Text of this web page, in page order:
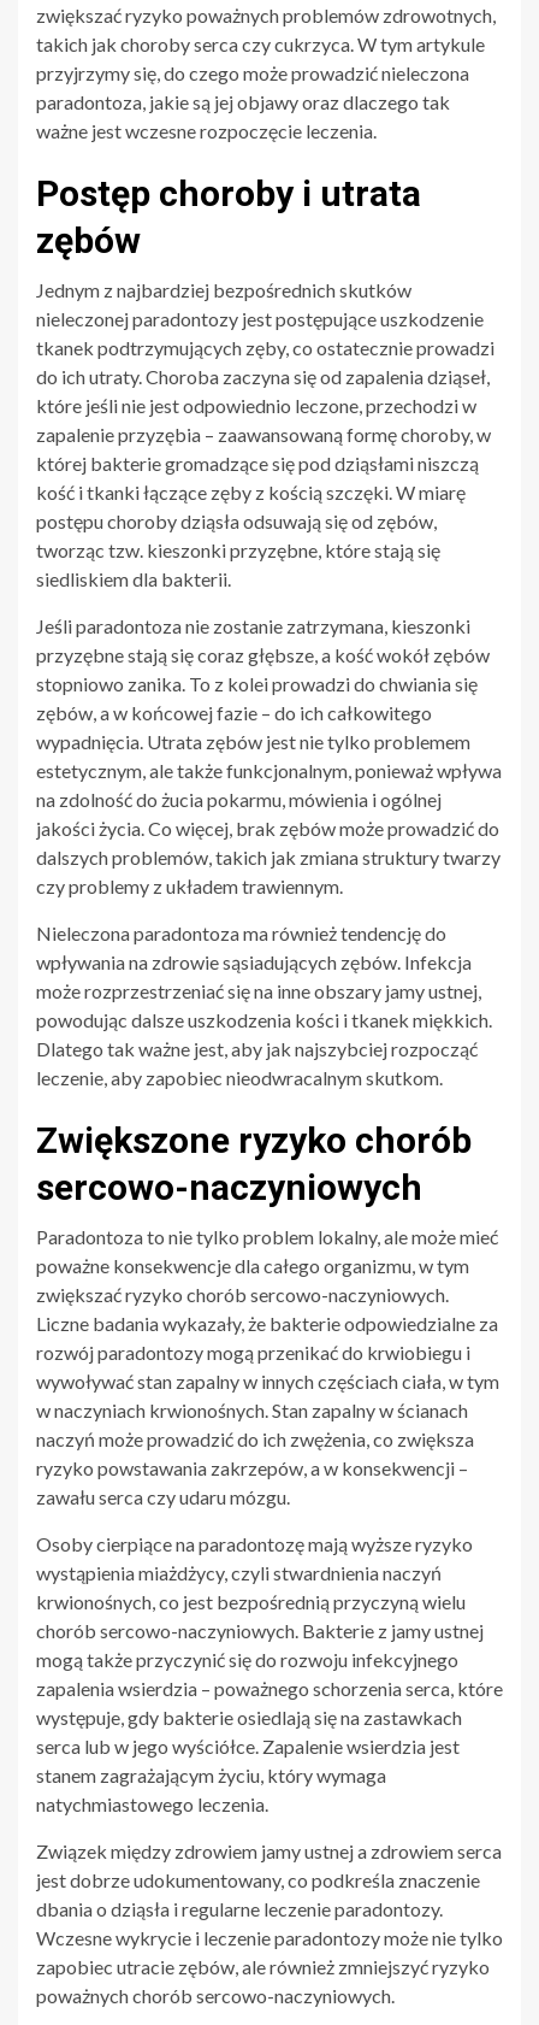
zwiększać ryzyko poważnych problemów zdrowotnych,
takich jak choroby serca czy cukrzyca. W tym artykule
przyjrzymy się, do czego może prowadzić nieleczona
paradontoza, jakie są jej objawy oraz dlaczego tak
ważne jest wczesne rozpoczęcie leczenia.
Postęp choroby i utrata
zębów
Jednym z najbardziej bezpośrednich skutków
nieleczonej paradontozy jest postępujące uszkodzenie
tkanek podtrzymujących zęby, co ostatecznie prowadzi
do ich utraty. Choroba zaczyna się od zapalenia dziąseł,
które jeśli nie jest odpowiednio leczone, przechodzi w
zapalenie przyzębia – zaawansowaną formę choroby, w
której bakterie gromadzące się pod dziąsłami niszczą
kość i tkanki łączące zęby z kością szczęki. W miarę
postępu choroby dziąsła odsuwają się od zębów,
tworząc tzw. kieszonki przyzębne, które stają się
siedliskiem dla bakterii.
Jeśli paradontoza nie zostanie zatrzymana, kieszonki
przyzębne stają się coraz głębsze, a kość wokół zębów
stopniowo zanika. To z kolei prowadzi do chwiania się
zębów, a w końcowej fazie – do ich całkowitego
wypadnięcia. Utrata zębów jest nie tylko problemem
estetycznym, ale także funkcjonalnym, ponieważ wpływa
na zdolność do żucia pokarmu, mówienia i ogólnej
jakości życia. Co więcej, brak zębów może prowadzić do
dalszych problemów, takich jak zmiana struktury twarzy
czy problemy z układem trawiennym.
Nieleczona paradontoza ma również tendencję do
wpływania na zdrowie sąsiadujących zębów. Infekcja
może rozprzestrzeniać się na inne obszary jamy ustnej,
powodując dalsze uszkodzenia kości i tkanek miękkich.
Dlatego tak ważne jest, aby jak najszybciej rozpocząć
leczenie, aby zapobiec nieodwracalnym skutkom.
Zwiększone ryzyko chorób
sercowo-naczyniowych
Paradontoza to nie tylko problem lokalny, ale może mieć
poważne konsekwencje dla całego organizmu, w tym
zwiększać ryzyko chorób sercowo-naczyniowych.
Liczne badania wykazały, że bakterie odpowiedzialne za
rozwój paradontozy mogą przenikać do krwiobiegu i
wywoływać stan zapalny w innych częściach ciała, w tym
w naczyniach krwionośnych. Stan zapalny w ścianach
naczyń może prowadzić do ich zwężenia, co zwiększa
ryzyko powstawania zakrzepów, a w konsekwencji –
zawału serca czy udaru mózgu.
Osoby cierpiące na paradontozę mają wyższe ryzyko
wystąpienia miażdżycy, czyli stwardnienia naczyń
krwionośnych, co jest bezpośrednią przyczyną wielu
chorób sercowo-naczyniowych. Bakterie z jamy ustnej
mogą także przyczynić się do rozwoju infekcyjnego
zapalenia wsierdzia – poważnego schorzenia serca, które
występuje, gdy bakterie osiedlają się na zastawkach
serca lub w jego wyściółce. Zapalenie wsierdzia jest
stanem zagrażającym życiu, który wymaga
natychmiastowego leczenia.
Związek między zdrowiem jamy ustnej a zdrowiem serca
jest dobrze udokumentowany, co podkreśla znaczenie
dbania o dziąsła i regularne leczenie paradontozy.
Wczesne wykrycie i leczenie paradontozy może nie tylko
zapobiec utracie zębów, ale również zmniejszyć ryzyko
poważnych chorób sercowo-naczyniowych.